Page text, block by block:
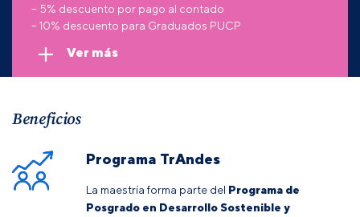
– 5% descuento por pago al contado
– 10% descuento para Graduados PUCP
Ver más
Beneficios
Programa TrAndes
La maestría forma parte del Programa de
Posgrado en Desarrollo Sostenible y